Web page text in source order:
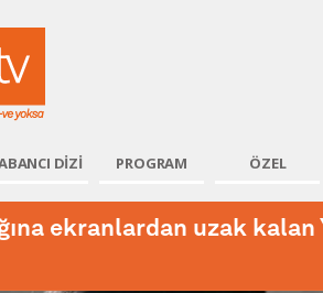
DİZİ PROGRAM ÖZEL
ekranlardan uzak kalan